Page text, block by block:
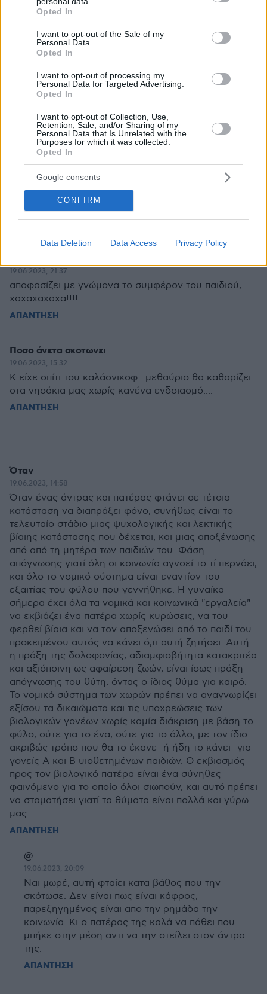
grant or deny consent to Google and its third-party tags to
use your data for below specified purposes in below Google
consent section.
Opted In
I want to opt-out of the Sale of my
Personal Data.
Opted In
I want to opt-out of processing my
Personal Data for Targeted Advertising.
Opted In
I want to opt-out of Collection, Use,
Retention, Sale, and/or Sharing of my
Personal Data that Is Unrelated with the
Purposes for which it was collected.
Opted In
Google consents
CONFIRM
Data Deletion Data Access Privacy Policy
Απάντηση: Αυτός που σακατεύει τη γυναίκα του
στο ξύλο. :)))
Leonid
19.06.2023, 21:38
Oύτε ο πατέρας έκανε τις σωστές κινήσεις (
επικέντρωση στα χέρια του δολοφόνου η και σε άλλο
σημείο για να χάσει το στόχο η καραμπίνα ) ,παρά τον
έπιανε από τους ώμους και πλάτη...η οδηγός έπρεπε
να σκύψει τουλάχιστον...τα έχασαν ....πήγαν
τζάμπα....και τον ''έριχνε'' και ένα κεφάλι ο
πατέρας...κρίμα...
ΑΠΑΝΤΗΣΗ
19.06.2023, 21:37
αποφασίζει με γνώμονα το συμφέρον του παιδιού,
χαχαχαχαχα!!!!
ΑΠΑΝΤΗΣΗ
Ποσο άνετα σκοτωνει
19.06.2023, 15:32
Κ είχε σπίτι του καλάσνικοφ.. μεθαύριο θα καθαρίζει
στα νησάκια μας χωρίς κανένα ενδοιασμό....
ΑΠΑΝΤΗΣΗ
Όταν
19.06.2023, 14:58
Όταν ένας άντρας και πατέρας φτάνει σε τέτοια
κατάσταση να διαπράξει φόνο, συνήθως είναι το
τελευταίο στάδιο μιας ψυχολογικής και λεκτικής
βίαιης κατάστασης που δέχεται, και μιας αποξένωσης
από από τη μητέρα των παιδιών του. Φάση
απόγνωσης γιατί όλη οι κοινωνία αγνοεί το τί περνάει,
και όλο το νομικό σύστημα είναι εναντίον του
εξαιτίας του φύλου που γεννήθηκε. Η γυναίκα
σήμερα έχει όλα τα νομικά και κοινωνικά "εργαλεία"
να εκβιάζει ένα πατέρα χωρίς κυρώσεις, να του
φερθεί βίαια και να τον αποξενώσει από το παιδί του
προκειμένου αυτός να κάνει ό,τι αυτή ζητήσει. Αυτή
η πράξη της δολοφονίας, αδιαμφισβήτητα κατακριτέα
και αξιόποινη ως αφαίρεση ζωών, είναι ίσως πράξη
απόγνωσης του θύτη, όντας ο ίδιος θύμα για καιρό.
Το νομικό σύστημα των χωρών πρέπει να αναγνωρίζει
εξίσου τα δικαιώματα και τις υποχρεώσεις των
βιολογικών γονέων χωρίς καμία διάκριση με βάση το
φύλο, ούτε για το ένα, ούτε για το άλλο, με τον ίδιο
ακριβώς τρόπο που θα το έκανε -ή ήδη το κάνει- για
γονείς Α και Β υιοθετημένων παιδιών. Ο εκβιασμός
προς τον βιολογικό πατέρα είναι ένα σύνηθες
φαινόμενο για το οποίο όλοι σιωπούν, και αυτό πρέπει
να σταματήσει γιατί τα θύματα είναι πολλά και γύρω
μας.
ΑΠΑΝΤΗΣΗ
@
19.06.2023, 20:09
Ναι μωρέ, αυτή φταίει κατα βάθος που την
σκότωσε. Δεν είναι πως είναι κάφρος,
παρεξηγημένος είναι απο την ρημάδα την
κοινωνία. Κι ο πατέρας της καλά να πάθει που
μπήκε στην μέση αντι να την στείλει στον άντρα
της.
ΑΠΑΝΤΗΣΗ